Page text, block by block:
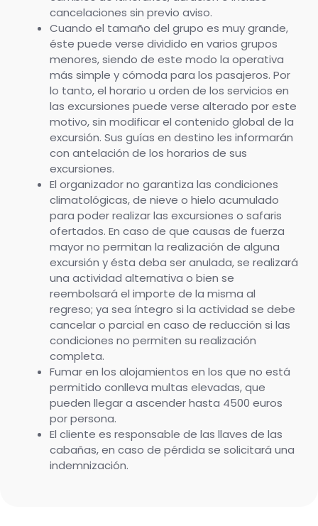
cancelaciones sin previo aviso.
Cuando el tamaño del grupo es muy grande,
éste puede verse dividido en varios grupos
menores, siendo de este modo la operativa
más simple y cómoda para los pasajeros. Por
lo tanto, el horario u orden de los servicios en
las excursiones puede verse alterado por este
motivo, sin modificar el contenido global de la
excursión. Sus guías en destino les informarán
con antelación de los horarios de sus
excursiones.
El organizador no garantiza las condiciones
climatológicas, de nieve o hielo acumulado
para poder realizar las excursiones o safaris
ofertados. En caso de que causas de fuerza
mayor no permitan la realización de alguna
excursión y ésta deba ser anulada, se realizará
una actividad alternativa o bien se
reembolsará el importe de la misma al
regreso; ya sea íntegro si la actividad se debe
cancelar o parcial en caso de reducción si las
condiciones no permiten su realización
completa.
Fumar en los alojamientos en los que no está
permitido conlleva multas elevadas, que
pueden llegar a ascender hasta 4500 euros
por persona.
El cliente es responsable de las llaves de las
cabañas, en caso de pérdida se solicitará una
indemnización.